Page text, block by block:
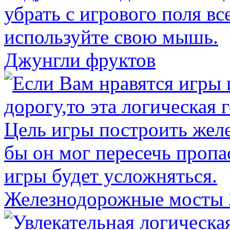
Джунгли фруктов
Железнодорожные мосты